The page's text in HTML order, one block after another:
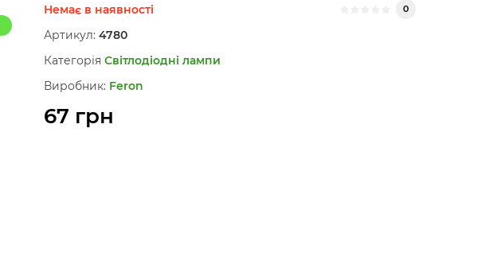
Немає в наявності 0
Артикул: 4780
Категорія Світлодіодні лампи
Виробник: Feron
67 грн